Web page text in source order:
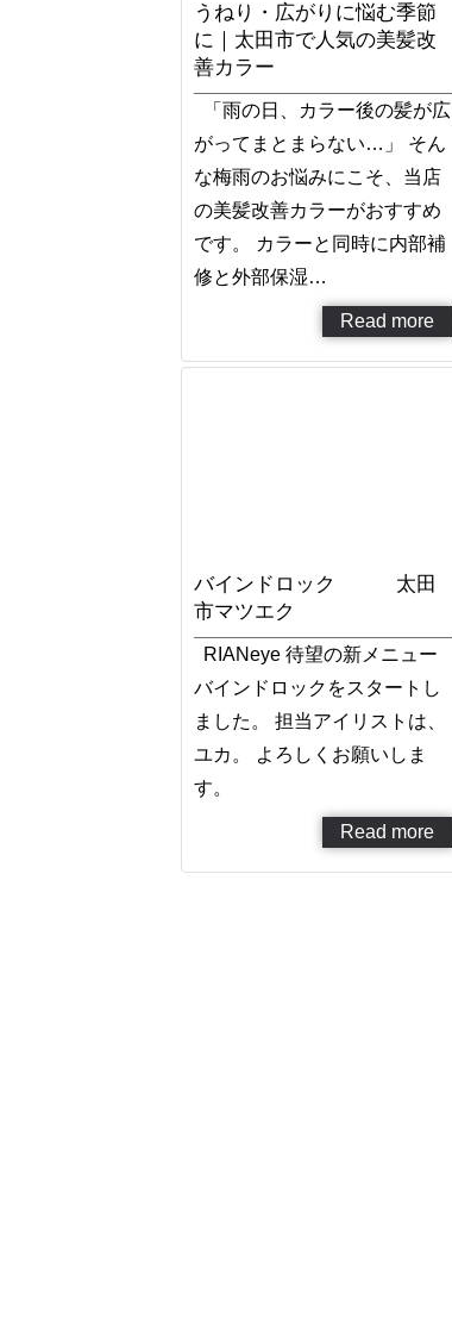
うねり・広がりに悩む季節
に｜太田市で人気の美髪改
善カラー
「雨の日、カラー後の髪が広
がってまとまらない…」 そん
な梅雨のお悩みにこそ、当店
の美髪改善カラーがおすすめ
です。 カラーと同時に内部補
修と外部保湿…
Read more
バインドロック 太田
市マツエク
RIANeye 待望の新メニュー
バインドロックをスタートし
ました。 担当アイリストは、
ユカ。 よろしくお願いしま
す。
Read more